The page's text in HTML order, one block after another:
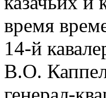
время
14-й
В.О.